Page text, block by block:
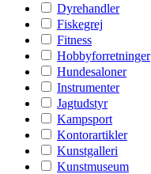
Dyrehandler
Fiskegrej
Fitness
Hobbyforretninger
Hundesaloner
Instrumenter
Jagtudstyr
Kampsport
Kontorartikler
Kunstgalleri
Kunstmuseum